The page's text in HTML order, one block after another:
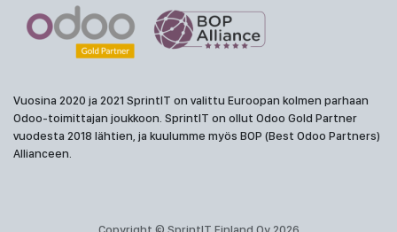
Vuosina 2020 ja 2021 SprintIT on valittu Euroopan kolmen parhaan
Odoo-toimittajan joukkoon. SprintIT on ollut Odoo Gold Partner
vuodesta 2018 lähtien, ja kuulumme myös BOP (Best Odoo Partners)
Allianceen.
Copyright © SprintIT Finland Oy 2026